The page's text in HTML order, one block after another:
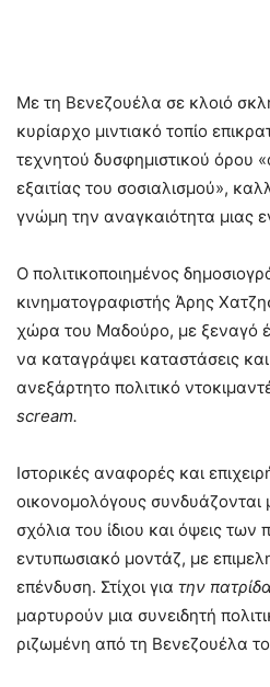
Με τη Βενεζουέλα σε κλοιό
κυρίαρχο μιντιακό τοπίο
τεχνητού δυσφημιστικού όρου
εξαιτίας του σοσιαλισμού»,
γνώμη την αναγκαιότητα μιας
Ο πολιτικοποιημένος
κινηματογραφιστής Άρης
χώρα του Μαδούρο, με ξεναγό
να καταγράψει καταστάσεις
ανεξάρτητο πολιτικό
scream.
Ιστορικές αναφορές και
οικονομολόγους
σχόλια του ίδιου και όψεις
εντυπωσιακό μοντάζ, με
επένδυση. Στίχοι για την
μαρτυρούν μια συνειδητή
ριζωμένη από τη Βενεζουέλα